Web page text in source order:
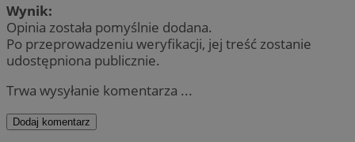
Wynik:
Opinia została pomyślnie dodana.
Po przeprowadzeniu weryfikacji, jej treść zostanie
udostępniona publicznie.
Trwa wysyłanie komentarza ...
Dodaj komentarz